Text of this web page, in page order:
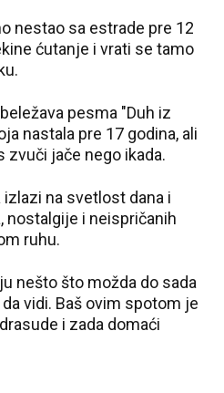
nestao sa estrade pre 12
ćutanje i vrati se tamo
pesma "Duh iz
nastala pre 17 godina, ali
zvuči jače nego ikada.
izlazi na svetlost dana i
nostalgije i neispričanih
ruhu.
nešto što možda do sada
vidi. Baš ovim spotom je
i zada domaći